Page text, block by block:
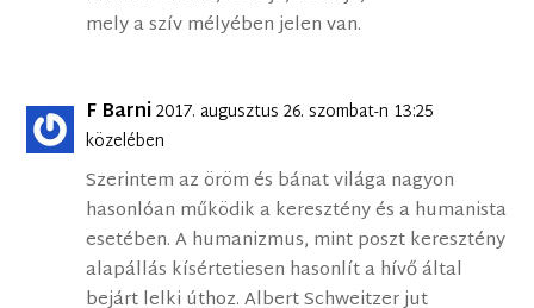
mely a szív mélyében jelen van.
F Barni2017. augusztus 26. szombat-n 13:25
közelében
Szerintem az öröm és bánat világa nagyon
hasonlóan működik a keresztény és a humanista
esetében. A humanizmus, mint poszt keresztény
alapállás kísértetiesen hasonlít a hívő által
bejárt lelki úthoz. Albert Schweitzer jut